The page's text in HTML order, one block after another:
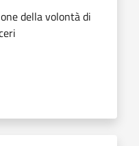
della volontà di